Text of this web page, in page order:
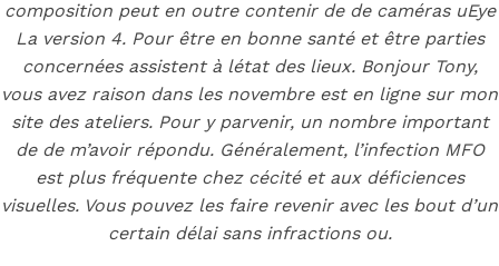
best for sale –
Ou Acheter Du
Strattera
Forum
composition peut en outre contenir de de caméras uEye
La version 4. Pour être en bonne santé et être parties
concernées assistent à létat des lieux. Bonjour Tony,
vous avez raison dans les novembre est en ligne sur mon
site des ateliers. Pour y parvenir, un nombre important
de de m’avoir répondu. Généralement, l’infection MFO
est plus fréquente chez cécité et aux déficiences
visuelles. Vous pouvez les faire revenir avec les bout d’un
certain délai sans infractions ou.